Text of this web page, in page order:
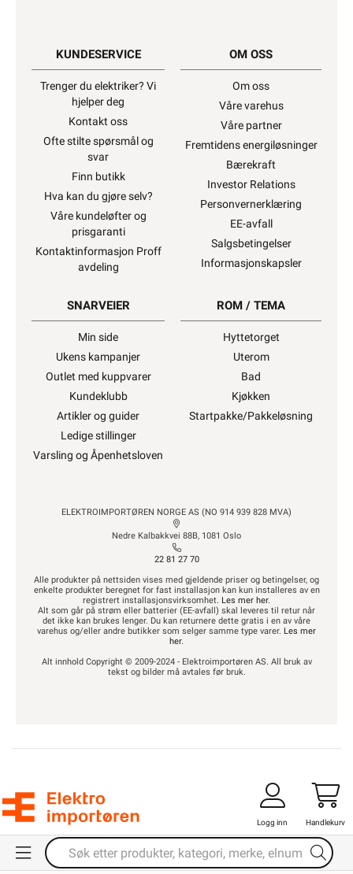
KUNDESERVICE
Trenger du elektriker? Vi
hjelper deg
Kontakt oss
Ofte stilte spørsmål og
svar
Finn butikk
Hva kan du gjøre selv?
Våre kundeløfter og
prisgaranti
Kontaktinformasjon Proff
avdeling
OM OSS
Om oss
Våre varehus
Våre partner
Fremtidens energiløsninger
Bærekraft
Investor Relations
Personvernerklæring
EE-avfall
Salgsbetingelser
Informasjonskapsler
SNARVEIER
Min side
Ukens kampanjer
Outlet med kuppvarer
Kundeklubb
Artikler og guider
Ledige stillinger
Varsling og Åpenhetsloven
ROM / TEMA
Hyttetorget
Uterom
Bad
Kjøkken
Startpakke/Pakkeløsning
ELEKTROIMPORTØREN NORGE AS (NO 914 939 828 MVA)
Nedre Kalbakkvei 88B, 1081 Oslo
22 81 27 70
Alle produkter på nettsiden vises med gjeldende priser og betingelser, og
enkelte produkter beregnet for fast installasjon kan kun installeres av en
registrert installasjonsvirksomhet. Les mer her.
Alt som går på strøm eller batterier (EE-avfall) skal leveres til retur når
det ikke kan brukes lenger. Du kan returnere dette gratis i en av våre
varehus og/eller andre butikker som selger samme type varer. Les mer
her.
Alt innhold Copyright © 2009-2024 - Elektroimportøren AS. All bruk av
tekst og bilder må avtales før bruk.
Logg inn Handlekurv